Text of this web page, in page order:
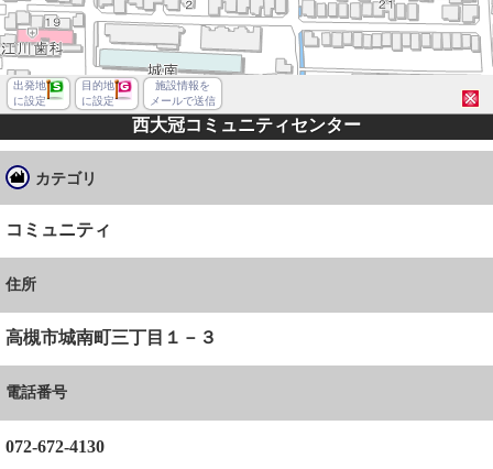
出発地
に設定
目的地
に設定
施設情報を
メールで送信
西大冠コミュニティセンター
カテゴリ
コミュニティ
住所
高槻市城南町三丁目１－３
電話番号
072-672-4130